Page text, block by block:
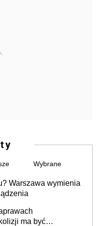
Wybrane
Warszawa wymienia
ma być